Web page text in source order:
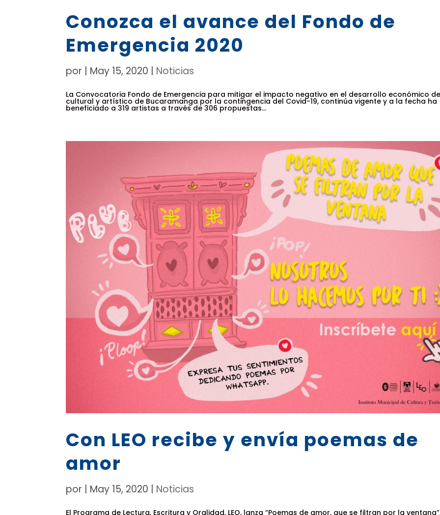
Conozca el avance del Fondo de
Emergencia 2020
por May 15, 2020 Noticias
La Convocatoria Fondo de Emergencia para mitigar el impacto negativo en el desarrollo económico
cultural y artístico de Bucaramanga por la contingencia del Covid-19, continúa vigente y a la fecha ha
beneficiado a 319 artistas a través de 306 propuestas...
Con LEO recibe y envía poemas de
amor
por | May 15, 2020 | Noticias
El Programa de Lectura, Escritura y Oralidad, LEO, lanza “Poemas de amor, que se filtran por la